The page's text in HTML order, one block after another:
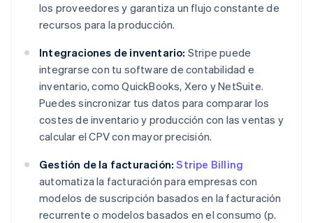
los proveedores y garantiza un flujo constante de
recursos para la producción.
Integraciones de inventario: Stripe puede
integrarse con tu software de contabilidad e
inventario, como QuickBooks, Xero y NetSuite.
Puedes sincronizar tus datos para comparar los
costes de inventario y producción con las ventas y
calcular el CPV con mayor precisión.
Gestión de la facturación: Stripe Billing
automatiza la facturación para empresas con
modelos de suscripción basados en la facturación
recurrente o modelos basados en el consumo (p.